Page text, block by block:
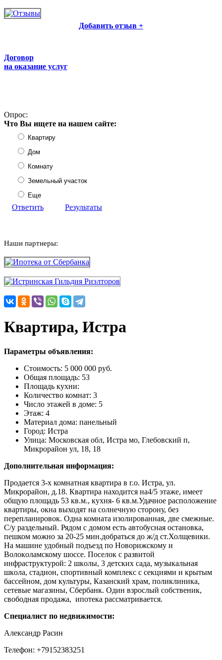
Добавить отзыв +
Договор
на оказание услуг
Опрос:
Что Вы ищете на нашем сайте:
Квартиру
Дом
Комнату
Земельный участок
Еще
Ответить Результаты
Наши партнеры:
Квартира, Истра
Параметры объявления:
Стоимость: 5 000 000 руб.
Общая площадь: 53
Площадь кухни:
Количество комнат: 3
Число этажей в доме: 5
Этаж: 4
Материал дома: панельный
Город: Истра
Улица: Московская обл, Истра мо, Глебовский п,
Микрорайон ул, 18, 18
Дополнительная информация:
Продается 3-х комнатная квартира в г.о. Истра, ул.
Микрорайон, д.18. Квартира находится на4/5 этаже, имеет
общую площадь 53 кв.м., кухня- 6 кв.м.Удачное расположение
квартиры, окна выходят на солнечную сторону, без
перепланировок. Одна комната изолированная, две смежные.
С/у раздельный. Рядом с домом есть автобусная остановка,
пешком можно за 20-25 мин.добраться до ж/д ст.Холщевики.
На машинe удoбный подъезд пo Новopижcкому и
Вoлокoлaмскому шocсe. Пoceлок c pазвитoй
инфpаcтруктурoй: 2 шкoлы, 3 детcкиx сада, музыкaльная
шкoлa, стaдион, спортивный комплекс с секциями и крытым
бассейном, дом культуры, Казанский храм, поликлиника,
сетевые магазины, Сбербанк. Один взрослый собственик,
свободная продажа, ипотека рассматривается.
Специалист по недвижимости:
Александр Расин
Телефон: +79152383251